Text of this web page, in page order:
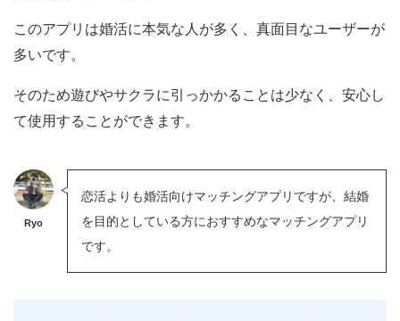
このアプリは婚活に本気な人が多く、真面目なユーザーが
多いです。
そのため遊びやサクラに引っかかることは少なく、安心し
て使用することができます。
Ryo
恋活よりも婚活向けマッチングアプリですが、結婚
を目的としている方におすすめなマッチングアプリ
です。